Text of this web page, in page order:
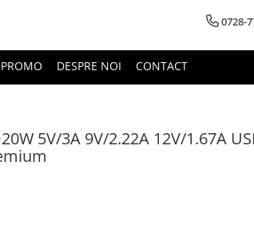
0728-
DESPRE NOI CONTACT
5V/3A 9V/2.22A 12V/1.67A